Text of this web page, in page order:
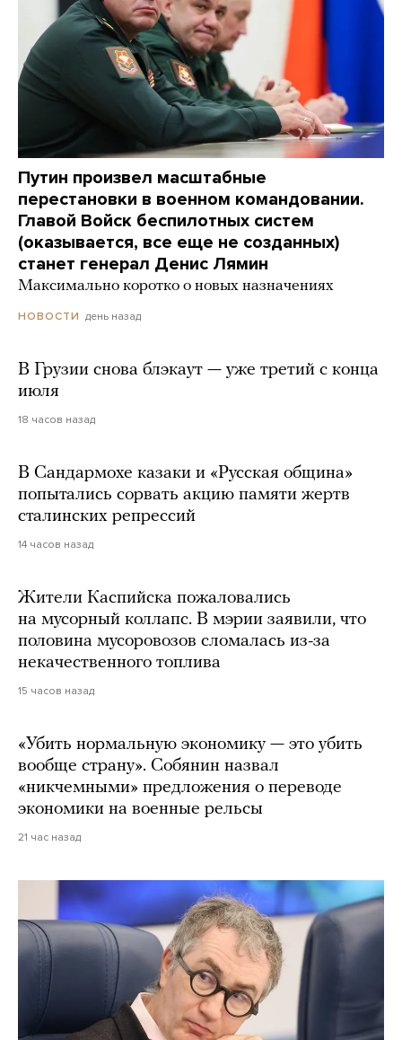
Путин произвел масштабные
перестановки в военном командовании.
Главой Войск беспилотных систем
(оказывается, все еще не созданных)
станет генерал Денис Лямин
Максимально коротко о новых назначениях
НОВОСТИ день назад
В Грузии снова блэкаут — уже третий с конца
июля
18 часов назад
В Сандармохе казаки и «Русская община»
попытались сорвать акцию памяти жертв
сталинских репрессий
14 часов назад
Жители Каспийска пожаловались
на мусорный коллапс. В мэрии заявили, что
половина мусоровозов сломалась из-за
некачественного топлива
15 часов назад
«Убить нормальную экономику — это убить
вообще страну». Собянин назвал
«никчемными» предложения о переводе
экономики на военные рельсы
21 час назад